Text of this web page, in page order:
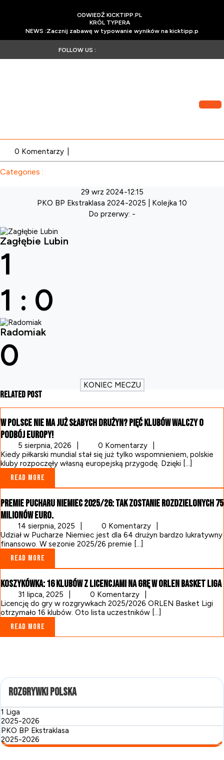
ODWIEDŹ KICKTIPP.PLODWIEDŹ
KRÓL TYPERAKRÓL
TYPERA
NEWS :Zacznij zabawę w typowanie wyników na kicktipp.p
wyników
FOLLOW US :
0 Komentarzy
Categories :
29 wrz 2024-12:15
PKO BP Ekstraklasa 2024-2025
| Kolejka 10
Do przerwy: -
Zagłębie Lubin
1
1 : 0
Radomiak
0
KONIEC MECZU
Related Post
W Polsce nie ma już słabych drużyn? Pięć klubów walczy o
podbój Europy!
5 sierpnia, 2026
sierpnia,
2026
0 Komentarzy
Kiedy piłkarski mundial stał się już tylko wspomnieniem, polskie
kluby rozpoczęły własną europejską przygodę. Dzięki [...]
Read More
More
Premie Pucharu Niemiec 2025/26: tak zostanie rozdzielonych 75
milionów euro.
14 sierpnia, 2025
sierpnia,
2025
0 Komentarzy
Udział w Pucharze Niemiec jest dla 64 drużyn bardzo lukratywny
finansowo. W sezonie 2025/26 premie [...]
Read More
More
Koszykówka: 16 klubów z licencjami na grę w Orlen Basket Liga
31 lipca, 2025
lipca,
2025
0 Komentarzy
Licencję do gry w rozgrywkach 2025/2026 ORLEN Basket Ligi
otrzymało 16 klubów. Oto lista uczestników [...]
Read More
More
Rozgrywki Polska
1 Liga
2025-2026
PKO BP Ekstraklasa
2025-2026